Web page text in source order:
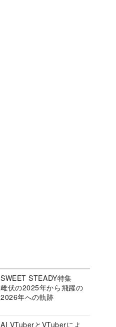
SWEET STEADY特集
雌伏の2025年から飛躍の
2026年への軌跡
AI VTuberとVTuberによ